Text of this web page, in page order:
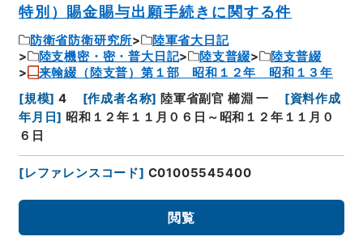
特別）賜金賜与出願手続きに関する件
防衛省防衛研究所
陸軍省大日記
陸支機密・密・普大日記
陸支普綴
陸支普綴
来翰綴（陸支普）第１部 昭和１２年 昭和１３年
[規模] 4 [作成者名称] 陸軍省副官 櫛淵 一 [資料作成
年月日] 昭和１２年１１月０６日～昭和１２年１１月０
６日
[レファレンスコード] C01005545400
閲覧